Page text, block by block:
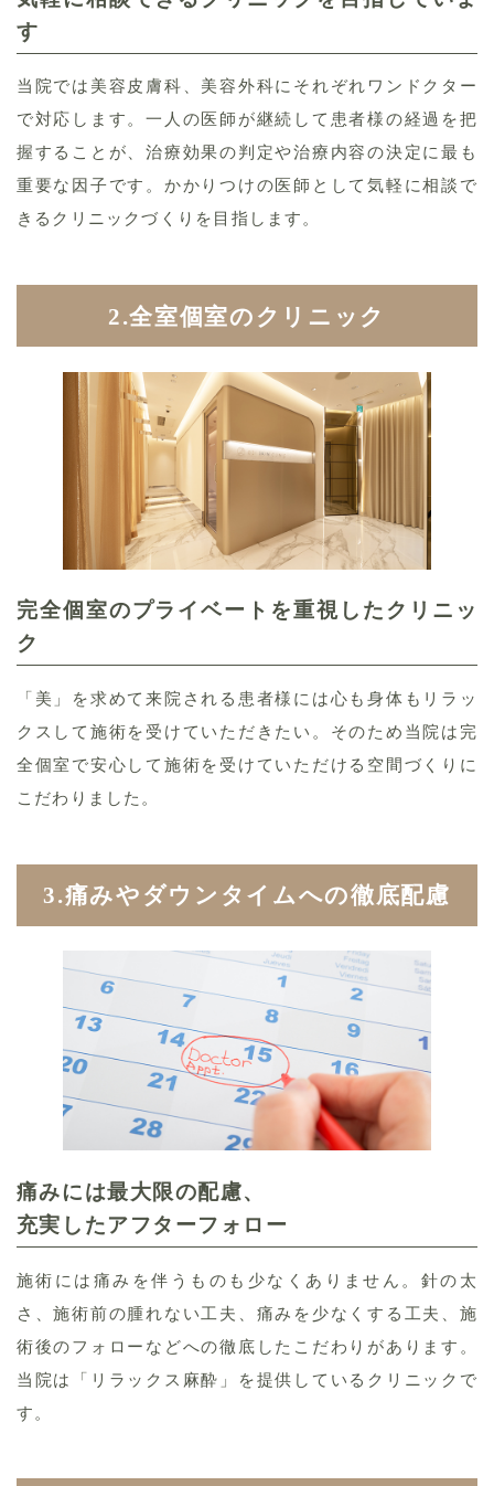
す
当院では美容皮膚科、美容外科にそれぞれワンドクター
で対応します。一人の医師が継続して患者様の経過を把
握することが、治療効果の判定や治療内容の決定に最も
重要な因子です。かかりつけの医師として気軽に相談で
きるクリニックづくりを目指します。
2.全室個室の クリニック
完全個室のプライベートを重視したクリニッ
ク
「美」を求めて来院される患者様には心も身体もリラッ
クスして施術を受けていただきたい。そのため当院は 完
全個室で安心して施術を受けていただける空間づくりに
こだわりました。
3.痛みやダウンタイムへの徹底配慮
痛みには最大限の配慮、
充実したアフターフォロー
施術には痛みを伴うものも少なくありません。針の太
さ、施術前の腫れない工夫、痛みを少なくする工夫、施
術後のフォローなどへの徹底したこだわりがあります。
当院は「リラックス麻酔」を提供しているクリニックで
す。